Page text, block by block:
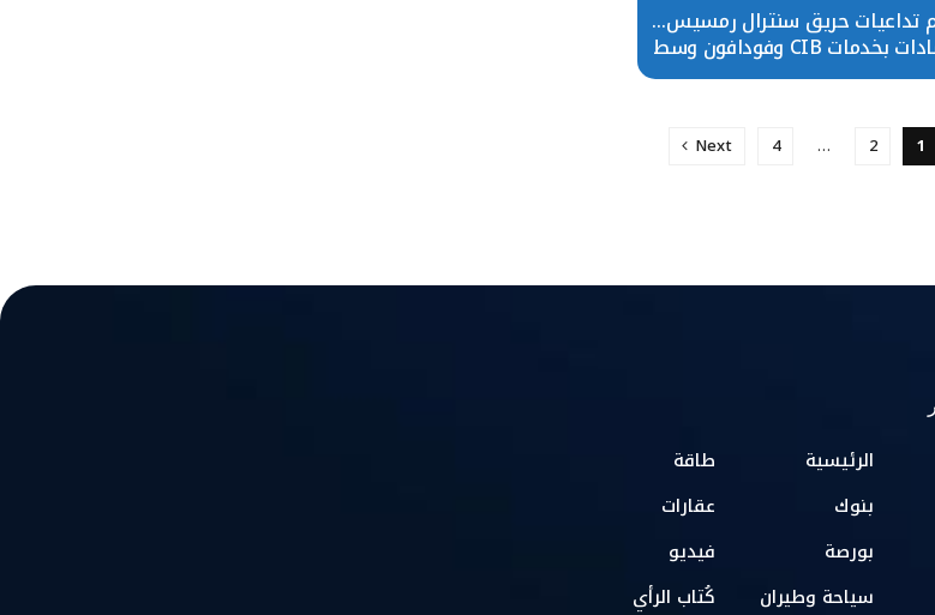
تداعيات حريق سنترال رمسيس…
إشادات بخدمات CIB وفودافون وسط
توقف واسع للخدمات
1
2
…
4
Next
الرئيسية
بنوك
بورصة
سياحة وطيران
طاقة
عقارات
فيديو
كُتاب الرأي